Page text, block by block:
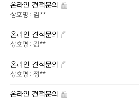
온라인 견적문의
상호명 : 김**
온라인 견적문의
상호명 : 김**
온라인 견적문의
상호명 : 정**
온라인 견적문의